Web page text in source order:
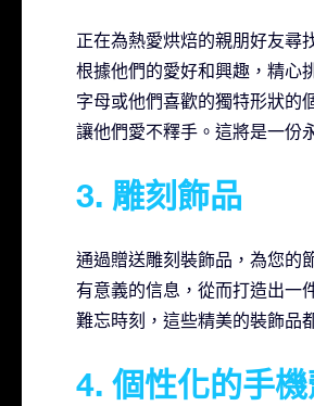
正在為熱愛烘焙的親朋好友尋
根據他們的愛好和興趣，精心
字母或他們喜歡的獨特形狀的
讓他們愛不釋手。這將是一份
3. 雕刻飾品
通過贈送雕刻裝飾品，為您的
有意義的信息，從而打造出一
難忘時刻，這些精美的裝飾品
4. 個性化的手